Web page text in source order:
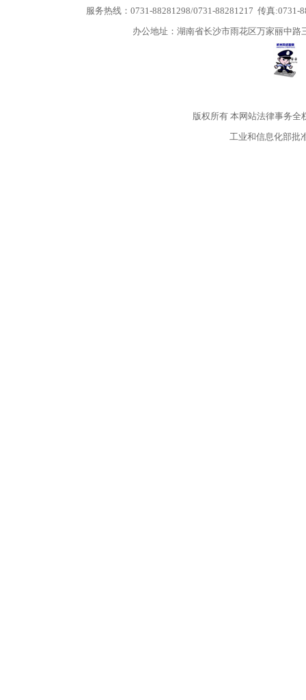
服务热线：0731-88281298/0731-88281217 传真:0731-
办公地址：湖南省长沙市雨花区万家丽中
版权所有本网站法律事务全
工业和信息化部批